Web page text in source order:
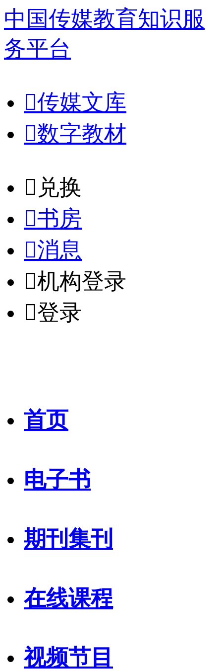
中国传媒教育知识服
务平台
传媒文库
数字教材
𐈈 兑换
书房
消息
机构登录
登录
首页
电子书
期刊集刊
在线课程
视频节目